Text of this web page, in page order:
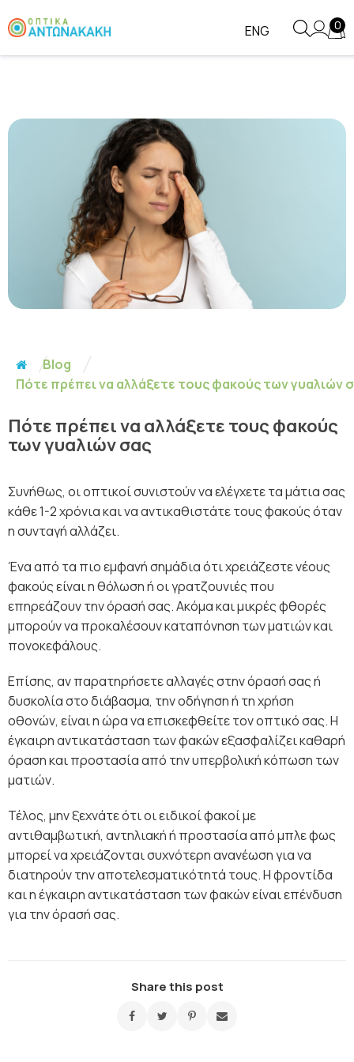
ENG 0
Blog
Πότε πρέπει να αλλάξετε τους φακούς των γυαλιών
Πότε πρέπει να αλλάξετε τους φακούς
των γυαλιών σας
Συνήθως, οι οπτικοί συνιστούν να ελέγχετε τα μάτια σας
κάθε 1-2 χρόνια και να αντικαθιστάτε τους φακούς όταν
η συνταγή αλλάζει.
Ένα από τα πιο εμφανή σημάδια ότι χρειάζεστε νέους
φακούς είναι η θόλωση ή οι γρατζουνιές που
επηρεάζουν την όρασή σας. Ακόμα και μικρές φθορές
μπορούν να προκαλέσουν καταπόνηση των ματιών και
πονοκεφάλους.
Επίσης, αν παρατηρήσετε αλλαγές στην όρασή σας ή
δυσκολία στο διάβασμα, την οδήγηση ή τη χρήση
οθονών, είναι η ώρα να επισκεφθείτε τον οπτικό σας. Η
έγκαιρη αντικατάσταση των φακών εξασφαλίζει καθαρή
όραση και προστασία από την υπερβολική κόπωση των
ματιών.
Τέλος, μην ξεχνάτε ότι οι ειδικοί φακοί με
αντιθαμβωτική, αντηλιακή ή προστασία από μπλε φως
μπορεί να χρειάζονται συχνότερη ανανέωση για να
διατηρούν την αποτελεσματικότητά τους. Η φροντίδα
και η έγκαιρη αντικατάσταση των φακών είναι επένδυση
για την όρασή σας.
Share this post